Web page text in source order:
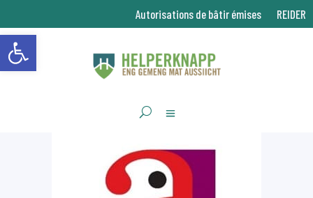
Ouvrir la barre d’outils
Autorisations de bâtir émises REIDER